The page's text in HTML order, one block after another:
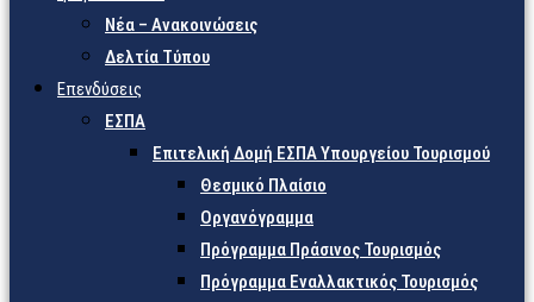
Νέα – Ανακοινώσεις
Δελτία Τύπου
Επενδύσεις
ΕΣΠΑ
Επιτελική Δομή ΕΣΠΑ Υπουργείου Τουρισμού
Θεσμικό Πλαίσιο
Οργανόγραμμα
Πρόγραμμα Πράσινος Τουρισμός
Πρόγραμμα Εναλλακτικός Τουρισμός